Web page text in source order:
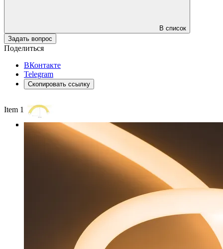
В список
Задать вопрос
Поделиться
ВКонтакте
Telegram
Скопировать ссылку
Item 1 of 5